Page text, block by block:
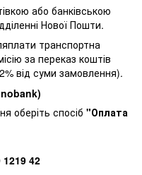
або банківською
Нової Пошти.
транспортна
за переказ коштів
від суми замовлення).
оберіть спосіб "Оплата
1219 42